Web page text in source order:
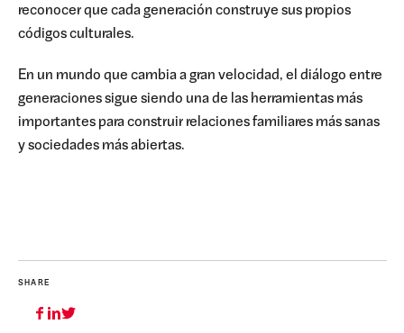
reconocer que cada generación construye sus propios
códigos culturales.
En un mundo que cambia a gran velocidad, el diálogo entre
generaciones sigue siendo una de las herramientas más
importantes para construir relaciones familiares más sanas
y sociedades más abiertas.
SHARE